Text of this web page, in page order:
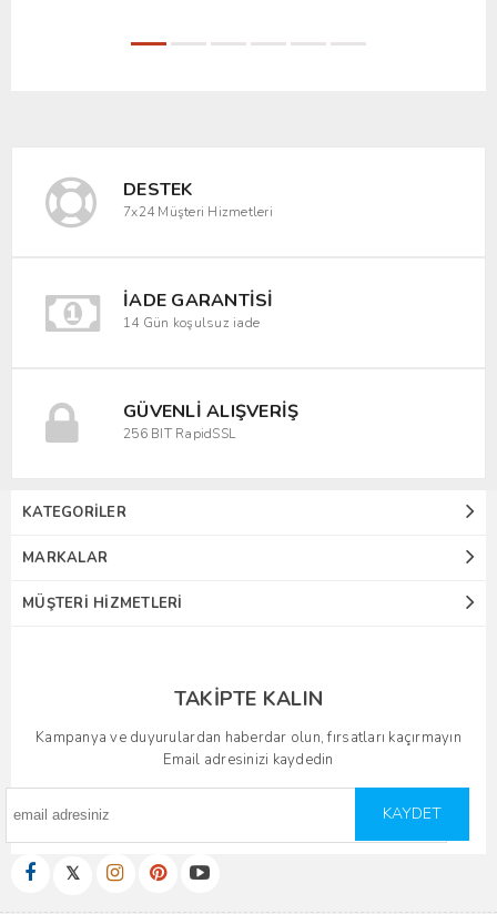
DESTEK
7x24 Müşteri Hizmetleri
İADE GARANTISI
14 Gün koşulsuz iade
GÜVENLI ALIŞVERIŞ
256 BIT RapidSSL
KATEGORILER
MARKALAR
MÜŞTERI HIZMETLERI
TAKIPTE KALIN
Kampanya ve duyurulardan haberdar olun, fırsatları kaçırmayın
Email adresinizi kaydedin
KAYDET
𝕏